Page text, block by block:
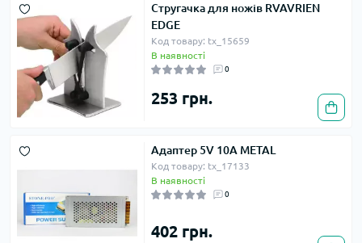
Стругачка для ножів RVAVRIEN
EDGE
Код товару: tx_15659
В наявності
0
253 грн.
Адаптер 5V 10A METAL
Код товару: tx_17133
В наявності
0
402 грн.